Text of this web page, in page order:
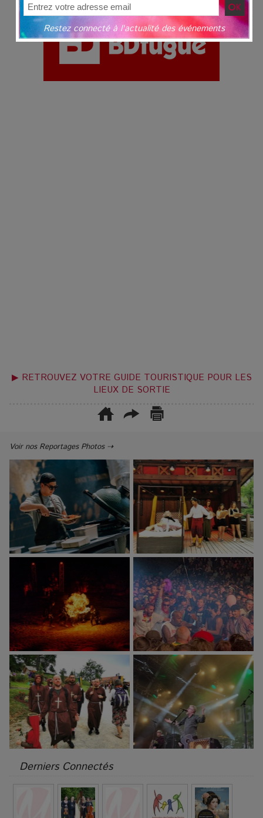
▶ RETROUVEZ VOTRE GUIDE TOURISTIQUE POUR LES
LIEUX DE SORTIE
Voir nos Reportages Photos ⇢
Derniers Connectés
Restez connecté à l'actualité des événements